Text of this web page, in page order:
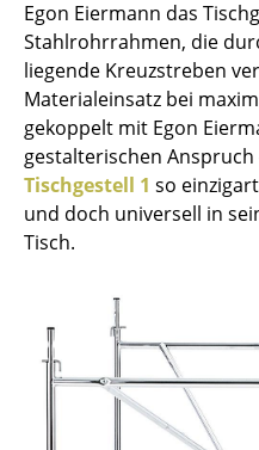
Stapelbetten
Kinderbetten
Nachttische &
... alle Betten
Accessoires
Spiegel
Figuren & Miniaturen
Egon Eiermann das
Stahlrohrrahmen, die
liegende Kreuzstreben
Materialeinsatz bei
gekoppelt mit Egon
gestalterischen Anspruch
Tischgestell 1 so
und doch universell in
Tisch.